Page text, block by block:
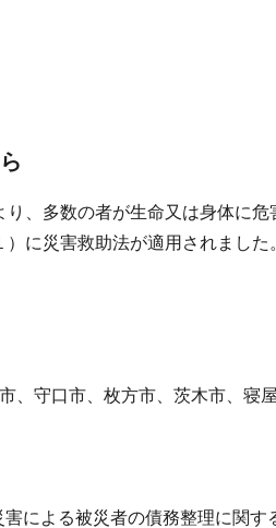
、多数の者が生命又は身体に
に災害救助法が適用されました
、守口市、枚方市、茨木市、寝
による被災者の債務整理に関す